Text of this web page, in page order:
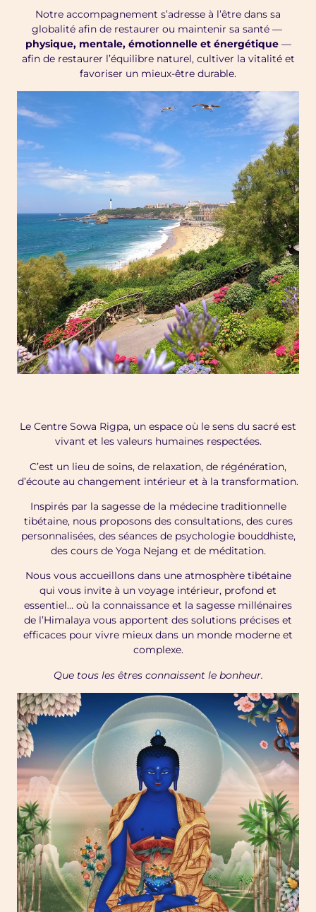
Notre accompagnement s’adresse à l’être dans sa
globalité afin de restaurer ou maintenir sa santé —
physique, mentale, émotionnelle et énergétique—
afin de restaurer l’équilibre naturel, cultiver la vitalité et
favoriser un mieux-être durable.
Le Centre Sowa Rigpa, un espace où le sens du sacré est
vivant et les valeurs humaines respectées.
C’est un lieu de soins, de relaxation, de régénération,
d’écoute au changement intérieur et à la transformation.
Inspirés par la sagesse de la médecine traditionnelle
tibétaine, nous proposons des consultations, des cures
personnalisées, des séances de psychologie bouddhiste,
des cours de Yoga Nejang et de méditation.
Nous vous accueillons dans une atmosphère tibétaine
qui vous invite à un voyage intérieur, profond et
essentiel… où la connaissance et la sagesse millénaires
de l’Himalaya vous apportent des solutions précises et
efficaces pour vivre mieux dans un monde moderne et
complexe.
Que tous les êtres connaissent le bonheur.